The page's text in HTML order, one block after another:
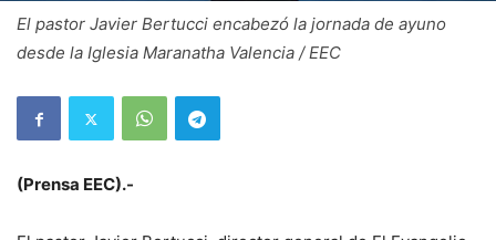
El pastor Javier Bertucci encabezó la jornada de ayuno
desde la Iglesia Maranatha Valencia / EEC
(Prensa EEC).-